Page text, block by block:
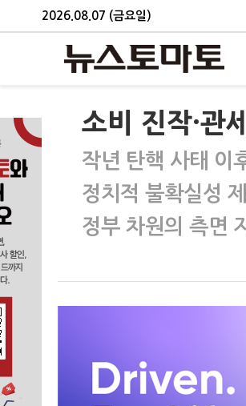
2026.08.07 (금요일)
소비 진작·관
작년 탄핵 사태 이
정치적 불확실성
정부 차원의 측면